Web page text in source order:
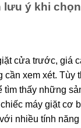
lưu ý khi
cửa trước, giá
cần xem xét. Tùy
tìm thấy những
máy giặt cơ
nhiều tính năng